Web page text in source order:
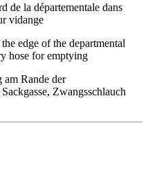
de la départementale dans
vidange
edge of the departmental
hose for emptying
am Rande der
Zwangsschlauch